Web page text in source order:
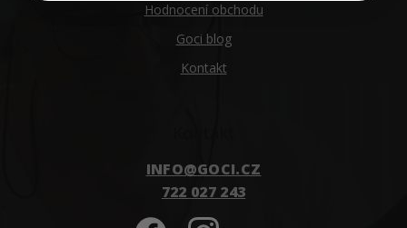
Hodnocení obchodu
Goci blog
Kontakt
INFO@GOCI.CZ
722 027 243